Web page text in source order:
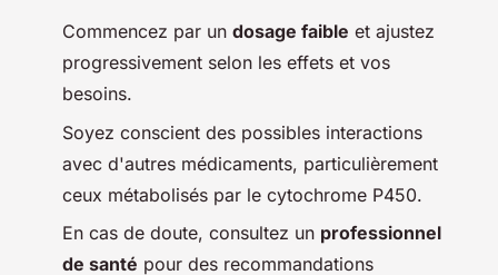
Commencez par un dosage faible et ajustez
progressivement selon les effets et vos
besoins.
Soyez conscient des possibles interactions
avec d'autres médicaments, particulièrement
ceux métabolisés par le cytochrome P450.
En cas de doute, consultez un professionnel
de santé pour des recommandations